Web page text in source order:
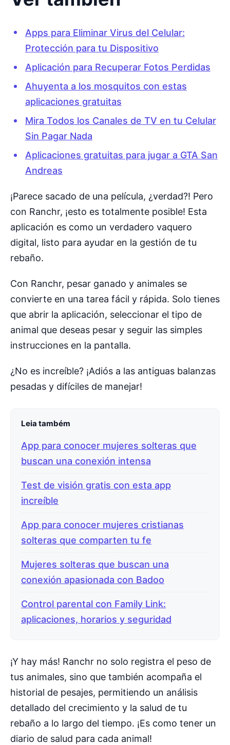
Apps para Eliminar Virus del Celular:
Protección para tu Dispositivo
Aplicación para Recuperar Fotos Perdidas
Ahuyenta a los mosquitos con estas
aplicaciones gratuitas
Mira Todos los Canales de TV en tu Celular
Sin Pagar Nada
Aplicaciones gratuitas para jugar a GTA San
Andreas
¡Parece sacado de una película, ¿verdad?! Pero
con Ranchr, ¡esto es totalmente posible! Esta
aplicación es como un verdadero vaquero
digital, listo para ayudar en la gestión de tu
rebaño.
Con Ranchr, pesar ganado y animales se
convierte en una tarea fácil y rápida. Solo tienes
que abrir la aplicación, seleccionar el tipo de
animal que deseas pesar y seguir las simples
instrucciones en la pantalla.
¿No es increíble? ¡Adiós a las antiguas balanzas
pesadas y difíciles de manejar!
Leia também
App para conocer mujeres solteras que
buscan una conexión intensa
Test de visión gratis con esta app
increíble
App para conocer mujeres cristianas
solteras que comparten tu fe
Mujeres solteras que buscan una
conexión apasionada con Badoo
Control parental con Family Link:
aplicaciones, horarios y seguridad
¡Y hay más! Ranchr no solo registra el peso de
tus animales, sino que también acompaña el
historial de pesajes, permitiendo un análisis
detallado del crecimiento y la salud de tu
rebaño a lo largo del tiempo. ¡Es como tener un
diario de salud para cada animal!